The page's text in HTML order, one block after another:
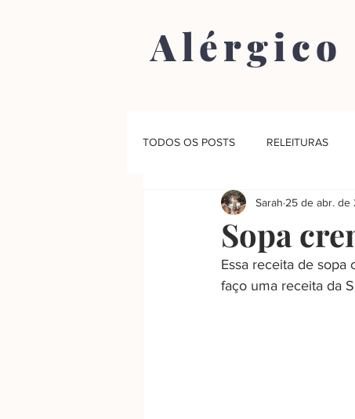
Alérgico
TODOS OS POSTS RELEITURAS
Sopa
Sarah 25 de abr. de
Essa receita de sopa
faço uma receita da